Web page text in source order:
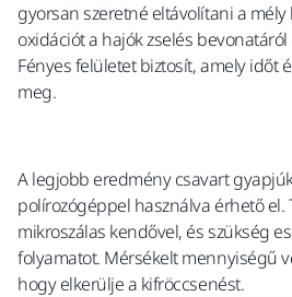
gyorsan szeretné eltávolítani a mély
oxidációt a hajók zselés
Fényes felületet biztosít, amely időt
meg.
A legjobb eredmény csavart
polírozógéppel használva érhető el.
mikroszálas kendővel, és szükség
folyamatot. Mérsékelt mennyiségű
hogy elkerülje a kifröccsenést.